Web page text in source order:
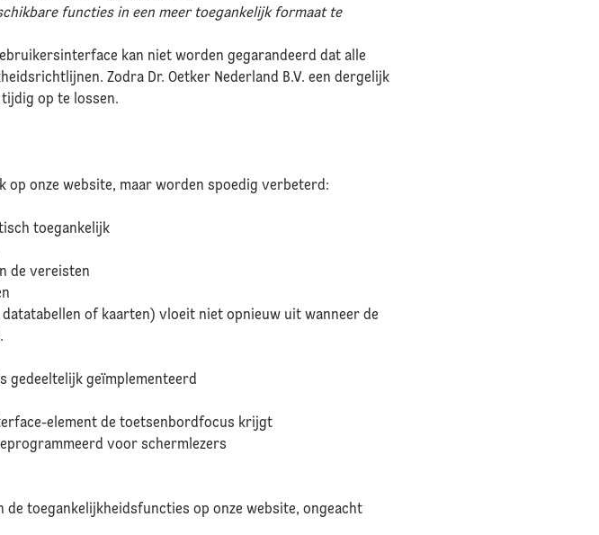
functies in een meer toegankelijk formaat te
kan niet worden gegarandeerd dat alle
Zodra Dr. Oetker Nederland B.V. een dergelijk
op te lossen.
op onze website, maar worden spoedig verbeterd:
toegankelijk
de vereisten
of kaarten) vloeit niet opnieuw uit wanneer de
gedeeltelijk geïmplementeerd
element de toetsenbordfocus krijgt
voor schermlezers
toegankelijkheidsfuncties op onze website, ongeacht